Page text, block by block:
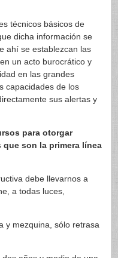
técnicos básicos de
dicha información se
ahí se establezcan las
un acto burocrático y
en las grandes
capacidades de los
sus alertas y
para otorgar
son la primera línea
debe llevarnos a
a todas luces,
y mezquina, sólo retrasa